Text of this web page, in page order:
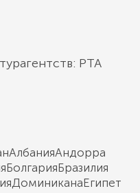
РТА
АлбанияАндорра
БолгарияБразилия
ДоминиканаЕгипет